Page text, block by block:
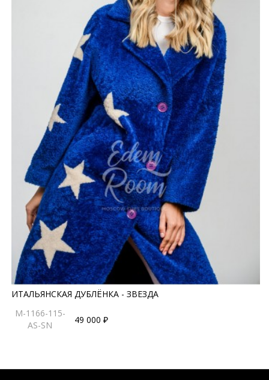
ИТАЛЬЯНСКАЯ ДУБЛЁНКА - ЗВЕЗДА
M-1166-115-
AS-SN
49 000 ₽